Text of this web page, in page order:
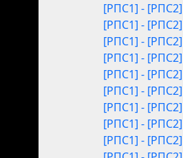
[РПС1] - [РПС2]
[РПС1] - [РПС2]
[РПС1] - [РПС2]
[РПС1] - [РПС2]
[РПС1] - [РПС2]
[РПС1] - [РПС2]
[РПС1] - [РПС2]
[РПС1] - [РПС2]
[РПС1] - [РПС2]